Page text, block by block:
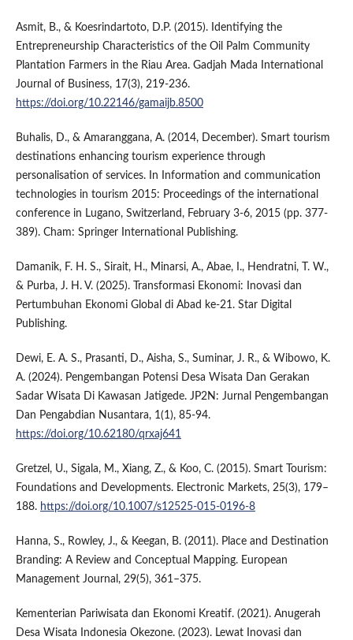
Asmit, B., & Koesrindartoto, D.P. (2015). Identifying the
Entrepreneurship Characteristics of the Oil Palm Community
Plantation Farmers in the Riau Area. Gadjah Mada International
Journal of Business, 17(3), 219-236.
https://doi.org/10.22146/gamaijb.8500
Buhalis, D., & Amaranggana, A. (2014, December). Smart tourism
destinations enhancing tourism experience through
personalisation of services. In Information and communication
technologies in tourism 2015: Proceedings of the international
conference in Lugano, Switzerland, February 3-6, 2015 (pp. 377-
389). Cham: Springer International Publishing.
Damanik, F. H. S., Sirait, H., Minarsi, A., Abae, I., Hendratni, T. W.,
& Purba, J. H. V. (2025). Transformasi Ekonomi: Inovasi dan
Pertumbuhan Ekonomi Global di Abad ke-21. Star Digital
Publishing.
Dewi, E. A. S., Prasanti, D., Aisha, S., Suminar, J. R., & Wibowo, K.
A. (2024). Pengembangan Potensi Desa Wisata Dan Gerakan
Sadar Wisata Di Kawasan Jatigede. JP2N: Jurnal Pengembangan
Dan Pengabdian Nusantara, 1(1), 85-94.
https://doi.org/10.62180/qrxaj641
Gretzel, U., Sigala, M., Xiang, Z., & Koo, C. (2015). Smart Tourism:
Foundations and Developments. Electronic Markets, 25(3), 179–
188. https://doi.org/10.1007/s12525-015-0196-8
Hanna, S., Rowley, J., & Keegan, B. (2011). Place and Destination
Branding: A Review and Conceptual Mapping. European
Management Journal, 29(5), 361–375.
Kementerian Pariwisata dan Ekonomi Kreatif. (2021). Anugerah
Desa Wisata Indonesia Okezone. (2023). Lewat Inovasi dan